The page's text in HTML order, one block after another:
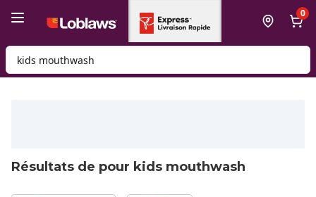
0
Rechercher des produits
Résultats de pour kids mouthwash